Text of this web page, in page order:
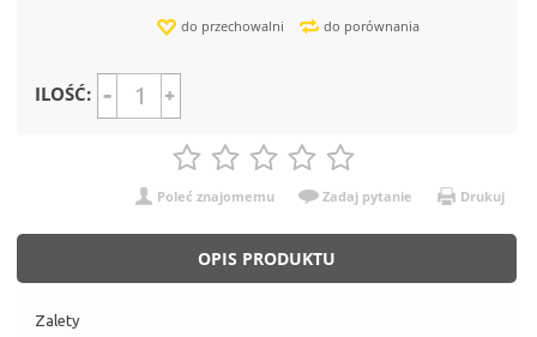
do przechowalni do porównania
ILOŚĆ:
Poleć znajomemu Zadaj pytanie Drukuj
OPIS PRODUKTU
Zalety